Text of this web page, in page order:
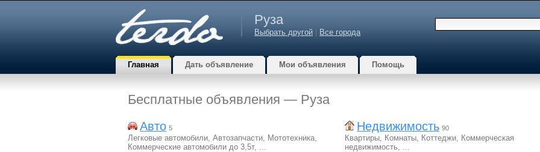
Руза
Выбрать другой Все города
Главная Дать объявление Мои объявления Помощь
Бесплатные объявления — Руза
Авто 5
Легковые автомобили, Автозапчасти, Мототехника,
Коммерческие автомобили до 3,5т, ...
Недвижимость 90
Квартиры, Комнаты, Коттеджи, Коммерческая
недвижимость, ...